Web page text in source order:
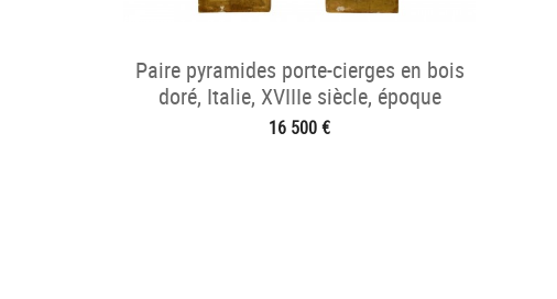
Paire pyramides porte-cierges en bois
doré, Italie, XVIIIe siècle, époque
néoclassiqu
16 500 €